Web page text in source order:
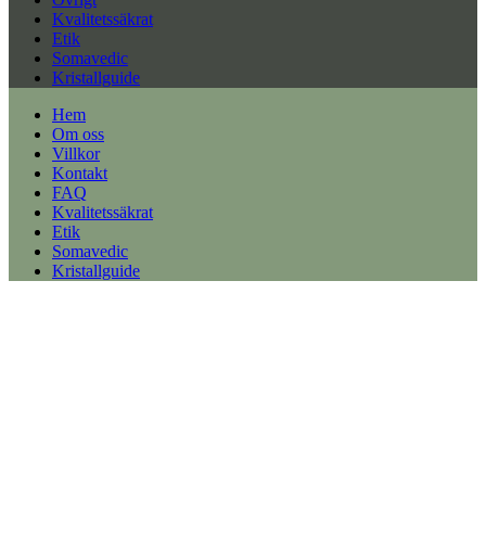
Kvalitetssäkrat
Etik
Somavedic
Kristallguide
Hem
Om oss
Villkor
Kontakt
FAQ
Kvalitetssäkrat
Etik
Somavedic
Kristallguide